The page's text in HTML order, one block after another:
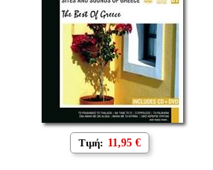
Τιμή: 11,95 €